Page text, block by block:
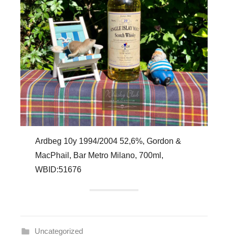
Ardbeg 10y 1994/2004 52,6%, Gordon &
MacPhail, Bar Metro Milano, 700ml,
WBID:51676
Uncategorized